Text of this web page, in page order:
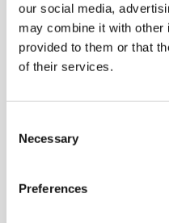
our social media,
may combine it with other
provided to them or that
of their services.
Selection
Necessary
Preferences
Vieraile yrityksen
Tuotteet